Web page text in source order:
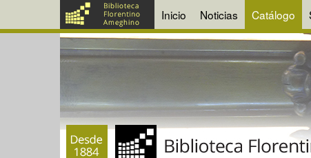
Inicio Noticias Catálogo